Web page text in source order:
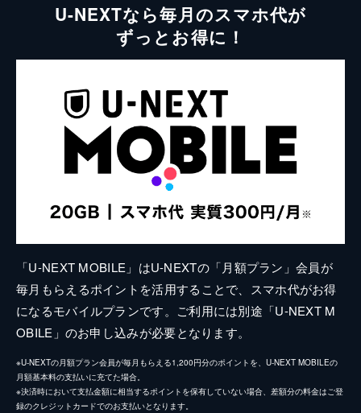
U-NEXTなら毎月のスマホ代が
ずっとお得に！
「U-NEXT MOBILE」はU-NEXTの「月額プラン」会員が
毎月もらえるポイントを活用することで、スマホ代がお得
になるモバイルプランです。ご利用には別途「U-NEXT M
OBILE」のお申し込みが必要となります。
※U-NEXTの月額プラン会員が毎月もらえる1,200円分のポイントを、U-NEXT MOBILEの
月額基本料の支払いに充てた場合。
※決済時において支払金額に相当するポイントを保有していない場合、差額分の料金はご登
録のクレジットカードでのお支払いとなります。